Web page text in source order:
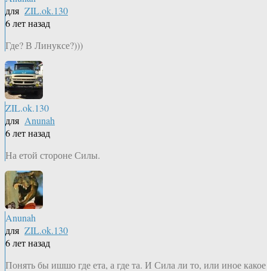
для ZIL.ok.130
6 лет назад
Где? В Линуксе?)))
ZIL.ok.130
для Anunah
6 лет назад
На етой стороне Силы.
Anunah
для ZIL.ok.130
6 лет назад
Понять бы ишшо где ета, а где та. И Сила ли то, или иное какое